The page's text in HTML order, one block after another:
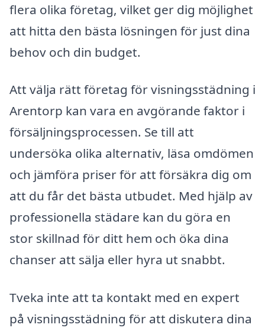
flera olika företag, vilket ger dig möjlighet
att hitta den bästa lösningen för just dina
behov och din budget.
Att välja rätt företag för visningsstädning i
Arentorp kan vara en avgörande faktor i
försäljningsprocessen. Se till att
undersöka olika alternativ, läsa omdömen
och jämföra priser för att försäkra dig om
att du får det bästa utbudet. Med hjälp av
professionella städare kan du göra en
stor skillnad för ditt hem och öka dina
chanser att sälja eller hyra ut snabbt.
Tveka inte att ta kontakt med en expert
på visningsstädning för att diskutera dina